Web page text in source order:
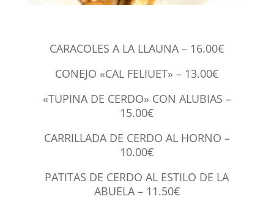
CARACOLES A LA LLAUNA – 16.00€
CONEJO «CAL FELIUET» – 13.00€
«TUPINA DE CERDO» CON ALUBIAS –
15.00€
CARRILLADA DE CERDO AL HORNO –
10.00€
PATITAS DE CERDO AL ESTILO DE LA
ABUELA – 11.50€